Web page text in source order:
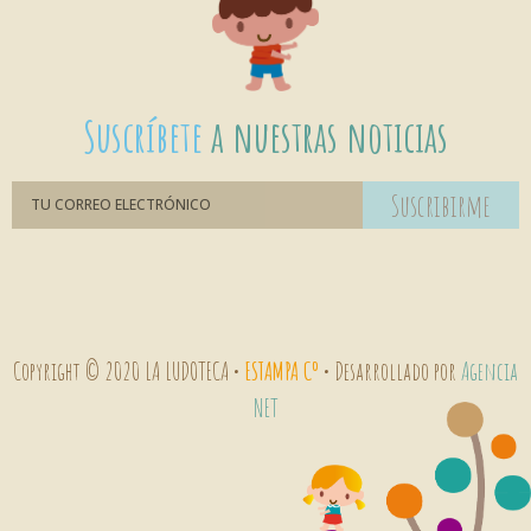
Suscríbetea nuestras noticias
Suscribirme
Copyright © 2020 LA LUDOTECA • ESTAMPA Cº • Desarrollado porAgencia
NET